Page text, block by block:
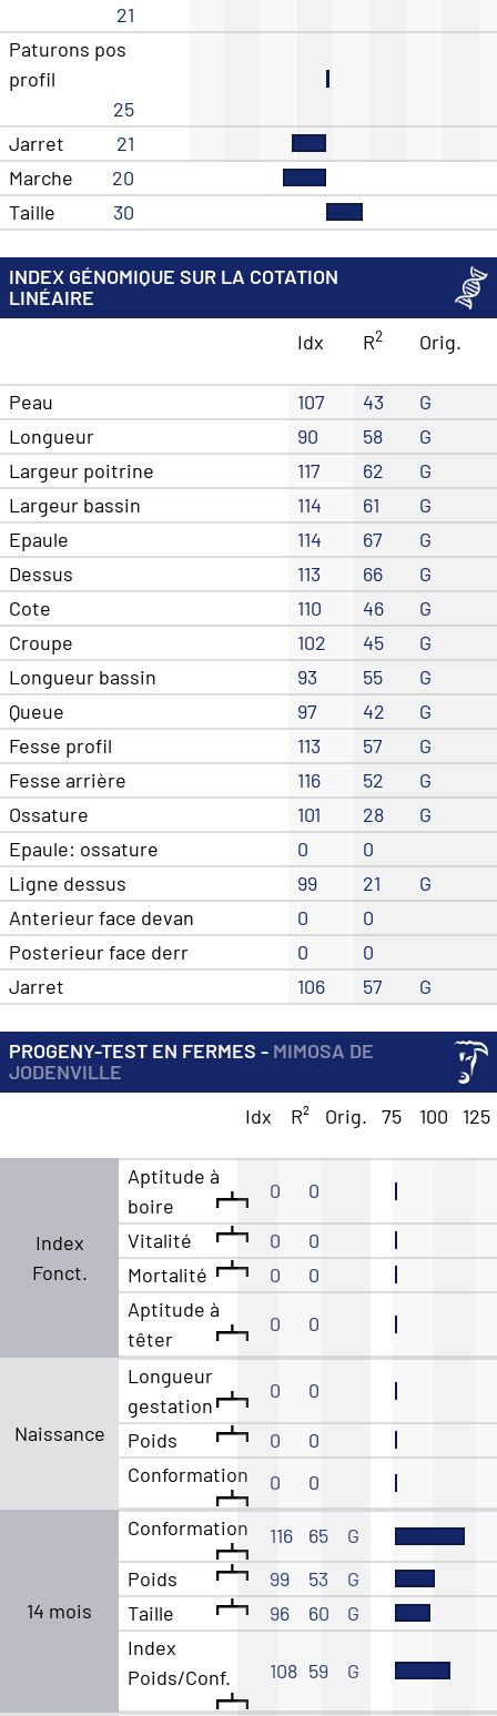
21
Paturons pos
profil
25
Jarret
21
Marche
20
Taille
30
INDEX GÉNOMIQUE SUR LA COTATION
LINÉAIRE
Idx
R2 Orig.
Peau 107 43
G
Longueur
90 58
G
Largeur poitrine
117 62
G
Largeur bassin
114 61
G
Epaule
114 67
G
Dessus
113 66
G
Cote
110 46
G
Croupe
102 45
G
Longueur bassin
93 55
G
Queue
97 42
G
Fesse profil
113 57
G
Fesse arrière
116 52
G
Ossature
101 28
G
Epaule: ossature
0
0
Ligne dessus
99 21
G
Anterieur face devan
0
0
Posterieur face derr
0
0
Jarret
106 57 G
PROGENY-TEST EN FERMES - MIMOSA DE
JODENVILLE
Idx
R² Orig. 75 100 125
Index
Fonct.
Aptitude à
boire
0 0
Vitalité 0
0
Mortalité
0
0
Aptitude à
têter
0 0
Naissance
Longueur
gestation
0 0
Poids 0
0
Conformation
0 0
14 mois
Conformation 116 65
G
Poids
99 53
G
Taille
96 60
G
Index
Poids/Conf.
108 59 G